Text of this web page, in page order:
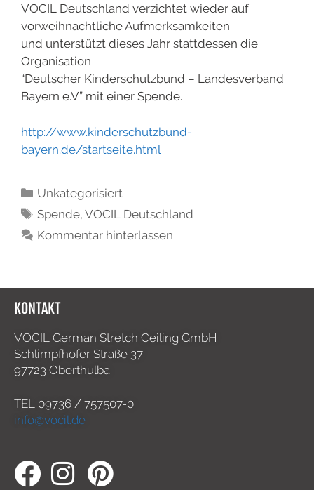
VOCIL Deutschland verzichtet wieder auf
vorweihnachtliche Aufmerksamkeiten
und unterstützt dieses Jahr stattdessen die
Organisation
“Deutscher Kinderschutzbund – Landesverband
Bayern e.V” mit einer Spende.
http://www.kinderschutzbund-
bayern.de/startseite.html
Unkategorisiert
Spende,VOCIL Deutschland
Kommentar hinterlassen
KONTAKT
VOCIL German Stretch Ceiling GmbH
Schlimpfhofer Straße 37
97723 Oberthulba
TEL 09736 / 757507-0
info@vocil.de